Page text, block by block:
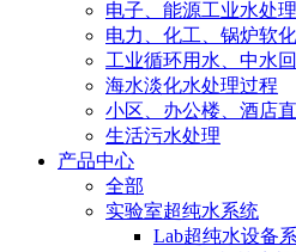
电子、能源工业水处
电力、化工、锅炉软化
工业循环用水、中水
海水淡化水处理过程
小区、办公楼、酒店
生活污水处理
产品中心
全部
实验室超纯水系统
Lab超纯水设备